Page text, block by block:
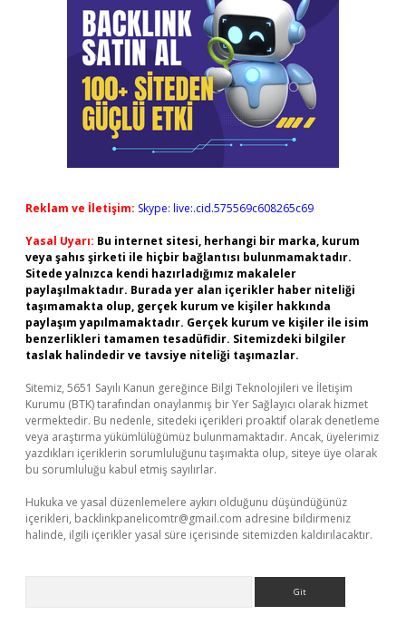
Reklam ve İletişim: Skype: live:.cid.575569c608265c69
Yasal Uyarı: Bu internet sitesi, herhangi bir marka, kurum
veya şahıs şirketi ile hiçbir bağlantısı bulunmamaktadır.
Sitede yalnızca kendi hazırladığımız makaleler
paylaşılmaktadır. Burada yer alan içerikler haber niteliği
taşımamakta olup, gerçek kurum ve kişiler hakkında
paylaşım yapılmamaktadır. Gerçek kurum ve kişiler ile isim
benzerlikleri tamamen tesadüfidir. Sitemizdeki bilgiler
taslak halindedir ve tavsiye niteliği taşımazlar.
Sitemiz, 5651 Sayılı Kanun gereğince Bilgi Teknolojileri ve İletişim
Kurumu (BTK) tarafından onaylanmış bir Yer Sağlayıcı olarak hizmet
vermektedir. Bu nedenle, sitedeki içerikleri proaktif olarak denetleme
veya araştırma yükümlülüğümüz bulunmamaktadır. Ancak, üyelerimiz
yazdıkları içeriklerin sorumluluğunu taşımakta olup, siteye üye olarak
bu sorumluluğu kabul etmiş sayılırlar.
Hukuka ve yasal düzenlemelere aykırı olduğunu düşündüğünüz
içerikleri, backlinkpanelicomtr@gmail.com adresine bildirmeniz
halinde, ilgili içerikler yasal süre içerisinde sitemizden kaldırılacaktır.